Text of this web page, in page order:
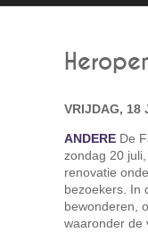
VRIJDAG, 18
ANDERE De
zondag 20
renovatie
bezoekers. In
bewonderen,
waaronder de